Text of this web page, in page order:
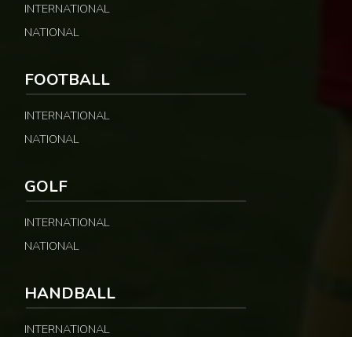
INTERNATIONAL
NATIONAL
FOOTBALL
INTERNATIONAL
NATIONAL
GOLF
INTERNATIONAL
NATIONAL
HANDBALL
INTERNATIONAL